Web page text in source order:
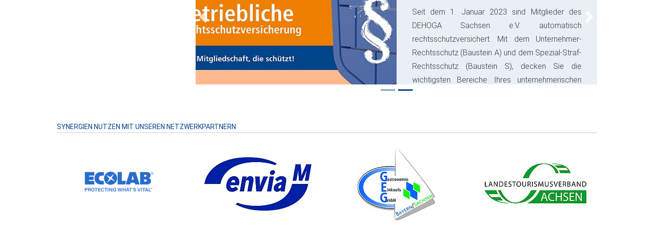
Seit dem 1. Januar 2023 sind Mitglieder des
DEHOGA Sachsen e.V. automatisch
rechtsschutzversichert. Mit dem Unternehmer-
Rechtsschutz (Baustein A) und dem Spezial-Straf-
Rechtsschutz (Baustein S), decken Sie die
wichtigsten Bereiche Ihres unternehmerischen
Risikos ab und sparen bares Geld.
Previous
SYNERGIEN NUTZEN MIT UNSEREN NETZWERKPARTNERN